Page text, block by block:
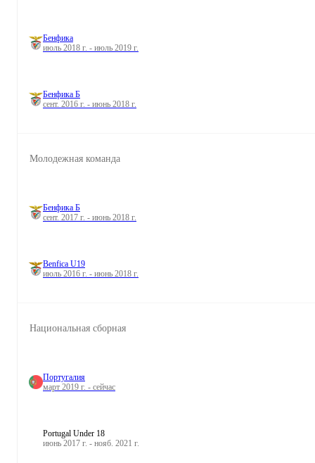
Бенфика
июль 2018 г. - июль 2019 г.
Бенфика Б
сент. 2016 г. - июнь 2018 г.
Молодежная команда
Бенфика Б
сент. 2017 г. - июнь 2018 г.
Benfica U19
июль 2016 г. - июнь 2018 г.
Национальная сборная
Португалия
март 2019 г. - сейчас
Portugal Under 18
июнь 2017 г. - нояб. 2021 г.